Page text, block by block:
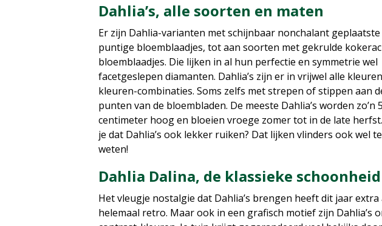
Dahlia’s, alle soorten en maten
Er zijn Dahlia-varianten met schijnbaar nonchalant geplaatste
puntige bloemblaadjes, tot aan soorten met gekrulde
bloemblaadjes. Die lijken in al hun perfectie en symmetrie wel
facetgeslepen diamanten. Dahlia’s zijn er in vrijwel alle
kleuren-combinaties. Soms zelfs met strepen of stippen aan
punten van de bloembladen. De meeste Dahlia’s worden zo’n
centimeter hoog en bloeien vroege zomer tot in de late
je dat Dahlia’s ook lekker ruiken? Dat lijken vlinders ook wel te
weten!
Dahlia Dalina, de klassieke
Het vleugje nostalgie dat Dahlia’s brengen heeft dit jaar
helemaal retro. Maar ook in een grafisch motief zijn Dahlia’s